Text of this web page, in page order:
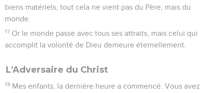
biens matériels, tout cela ne vient pas du Père, mais du
monde.
17 Or le monde passe avec tous ses attraits, mais celui qui
accomplit la volonté de Dieu demeure éternellement.
L'Adversaire du Christ
18 Mes enfants, la dernière heure a commencé. Vous avez